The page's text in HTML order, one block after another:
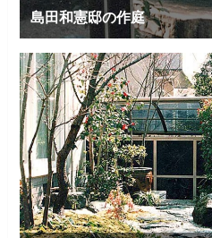
島田和憲邸の作庭